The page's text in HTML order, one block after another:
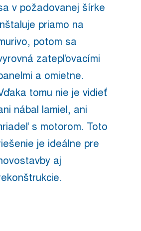
v požadovanej šírke
priamo na
potom sa
zatepľovacími
a omietne.
tomu nie je vidieť
nábal lamiel, ani
s motorom. Toto
je ideálne pre
aj